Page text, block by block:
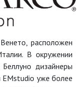
расположен
В окружении
дизайнеры
EMstudio уже более